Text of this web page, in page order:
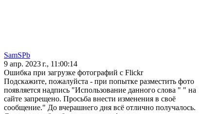
SamSPb
9 апр. 2023 г., 11:00:14
Ошибка при загрузке фотографий с Flickr
Подскажите, пожалуйста - при попытке разместить фото
появляется надпись "Использование данного слова " " на
сайте запрещено. Просьба внести изменения в своё
сообщение." До вчерашнего дня всё отлично получалось.